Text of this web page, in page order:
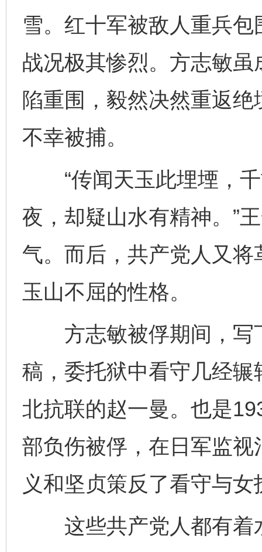
雪。红十军被敌人重兵
战况极其惨烈。方志敏
陷重围，毅然决然重返
不幸被捕。
“传闻天玉此埋堙，千
夜，却疑山水有精神。”
气。而后，共产党人又
玉山不屈的性格。
方志敏被俘期间，写
稿，委托狱中看守几经
北抗联的赵一曼。也是
部负伤被俘，在日军监
义和坚贞策反了看守与女
这些共产党人都有着